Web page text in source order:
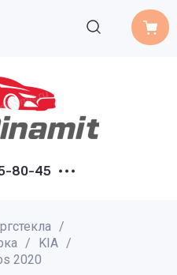
80-45
/
/ KIA /
2020